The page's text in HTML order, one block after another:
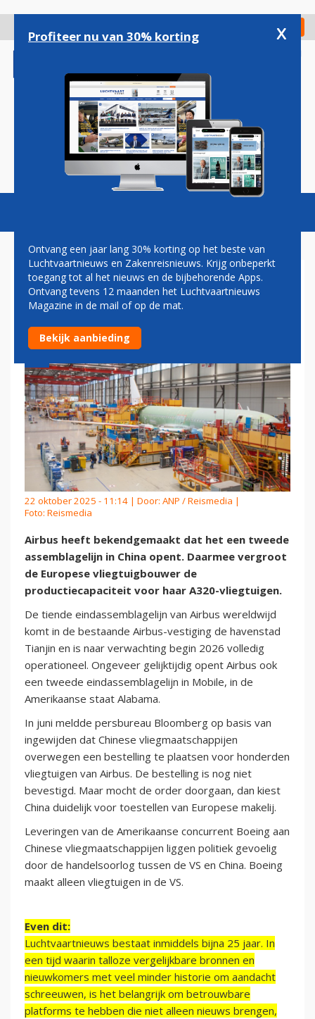
gaan
Check in
Magazine Podcasts Vacatures
AIRBUS OPENT TWEEDE
ASSEMBLAGELIJN IN CHINA
22 oktober 2025 - 11:14 | Door: ANP / Reismedia |
Foto: Reismedia
Airbus heeft bekendgemaakt dat het een tweede
assemblagelijn in China opent. Daarmee vergroot
de Europese vliegtuigbouwer de
productiecapaciteit voor haar A320-vliegtuigen.
De tiende eindassemblagelijn van Airbus wereldwijd
komt in de bestaande Airbus-vestiging de havenstad
Tianjin en is naar verwachting begin 2026 volledig
operationeel. Ongeveer gelijktijdig opent Airbus ook
een tweede eindassemblagelijn in Mobile, in de
Amerikaanse staat Alabama.
In juni meldde persbureau Bloomberg op basis van
ingewijden dat Chinese vliegmaatschappijen
overwegen een bestelling te plaatsen voor honderden
vliegtuigen van Airbus. De bestelling is nog niet
bevestigd. Maar mocht de order doorgaan, dan kiest
China duidelijk voor toestellen van Europese makelij.
Leveringen van de Amerikaanse concurrent Boeing aan
Chinese vliegmaatschappijen liggen politiek gevoelig
door de handelsoorlog tussen de VS en China. Boeing
maakt alleen vliegtuigen in de VS.
Even dit:
Luchtvaartnieuws bestaat inmiddels bijna 25 jaar. In
een tijd waarin talloze vergelijkbare bronnen en
nieuwkomers met veel minder historie om aandacht
schreeuwen, is het belangrijk om betrouwbare
platforms te hebben die niet alleen nieuws brengen,
Profiteer nu van 30% korting x
Ontvang een jaar lang 30% korting op het beste van
Luchtvaartnieuws en Zakenreisnieuws. Krijg onbeperkt
toegang tot al het nieuws en de bijbehorende Apps.
Ontvang tevens 12 maanden het Luchtvaartnieuws
Magazine in de mail of op de mat.
Bekijk aanbieding